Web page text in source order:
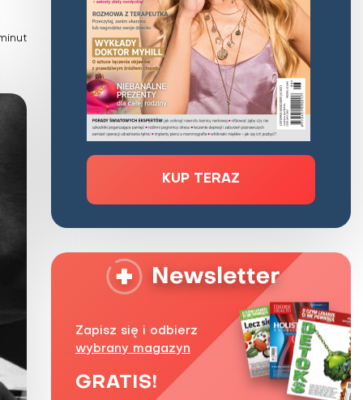
układu nerwowego
Zaburzenie mikrobioty jelitowej
Choroby od A do Z
KUP TERAZ
Zapisz się i odbierz
wybrany magazyn
GRATIS!